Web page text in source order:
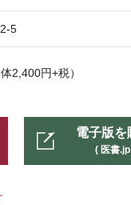
5
2,400円+税）
電子版を
( 医書